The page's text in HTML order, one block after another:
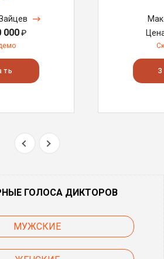
000₽
ГОЛОСА ДИКТОРОВ
МУЖСКИЕ